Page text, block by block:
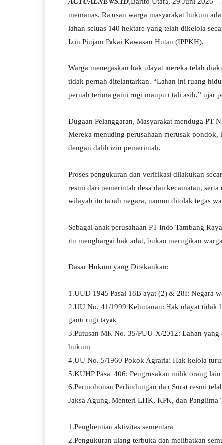
ts
A
pp
gr
a
m
bo
ok
tte
r
re
memanas. Ratusan warga masyarakat hukum
lahan seluas 140 hektare yang telah dikelola
Izin Pinjam Pakai Kawasan Hutan (IPPKH).
Warga menegaskan hak ulayat mereka telah
tidak pernah ditelantarkan. “Lahan ini ruang
pernah terima ganti rugi maupun tali asih,” ujar
Dugaan Pelanggaran, Masyarakat menduga PT
Mereka menuding perusahaan merusak
dengan dalih izin pemerintah.
Proses pengukuran dan verifikasi dilakukan
resmi dari pemerintah desa dan kecamatan,
wilayah itu tanah negara, namun ditolak tegas
Sebagai anak perusahaan PT Indo Tambang
itu menghargai hak adat, bukan merugikan
Dasar Hukum yang Ditekankan:
1.UUD 1945 Pasal 18B ayat (2) & 28I: Negara
2.UU No. 41/1999 Kehutanan: Hak ulayat tidak
ganti rugi layak
3.Putusan MK No. 35/PUU-X/2012: Lahan yang
hukum
4.UU No. 5/1960 Pokok Agraria: Hak kelola
5.KUHP Pasal 406: Pengrusakan milik orang
6.Permohonan Perlindungan dan Surat resmi
Jaksa Agung, Menteri LHK, KPK, dan Panglima
1.Penghentian aktivitas sementara
2.Pengukuran ulang terbuka dan melibatkan